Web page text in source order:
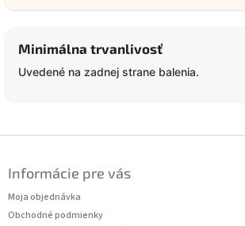
Minimálna trvanlivosť
Uvedené na zadnej strane balenia.
Informácie pre vás
Moja objednávka
Obchodné podmienky